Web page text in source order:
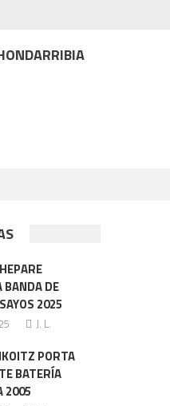
BANDA DE
2025
J. L.
PORTA
BATERÍA
2005